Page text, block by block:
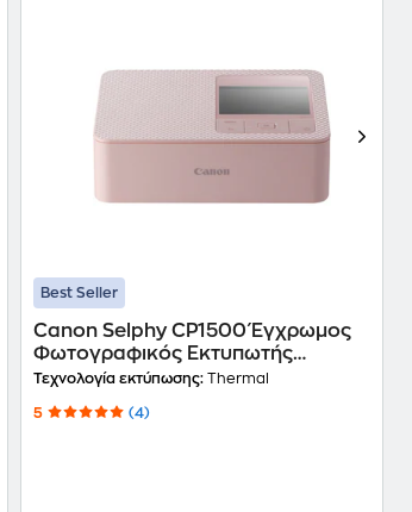
Best Seller
Canon Selphy CP1500 Έγχρωμος
Φωτογραφικός Εκτυπωτής
Τhermal Photo με WiFi - Ροζ
Τεχνολογία εκτύπωσης:Thermal
5 (4)